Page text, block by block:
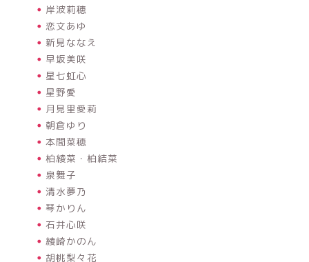
岸波莉穂
恋文あゆ
新見ななえ
早坂美咲
星七虹心
星野愛
月見里愛莉
朝倉ゆり
本間菜穂
柏綾菜・柏結菜
泉舞子
清水夢乃
琴かりん
石井心咲
綾崎かのん
胡桃梨々花